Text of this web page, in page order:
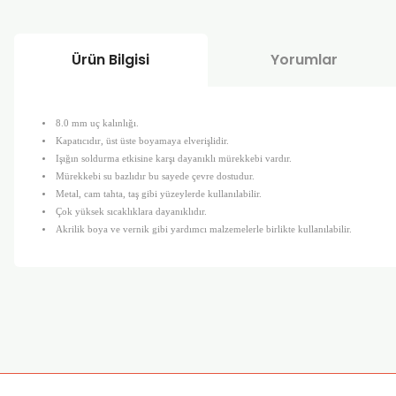
Ürün Bilgisi Yorumlar
8.0 mm uç kalınlığı.
Kapatıcıdır, üst üste boyamaya elverişlidir.
Işığın soldurma etkisine karşı dayanıklı mürekkebi vardır.
Mürekkebi su bazlıdır bu sayede çevre dostudur.
Metal, cam tahta, taş gibi yüzeylerde kullanılabilir.
Çok yüksek sıcaklıklara dayanıklıdır.
Akrilik boya ve vernik gibi yardımcı malzemelerle birlikte kullanılabilir.